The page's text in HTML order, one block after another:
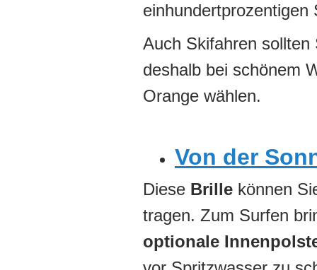
Auch Skifahren
deshalb bei schönem
Orange wählen.
Von der
Diese Brille können
tragen. Zum Surfen
optionale